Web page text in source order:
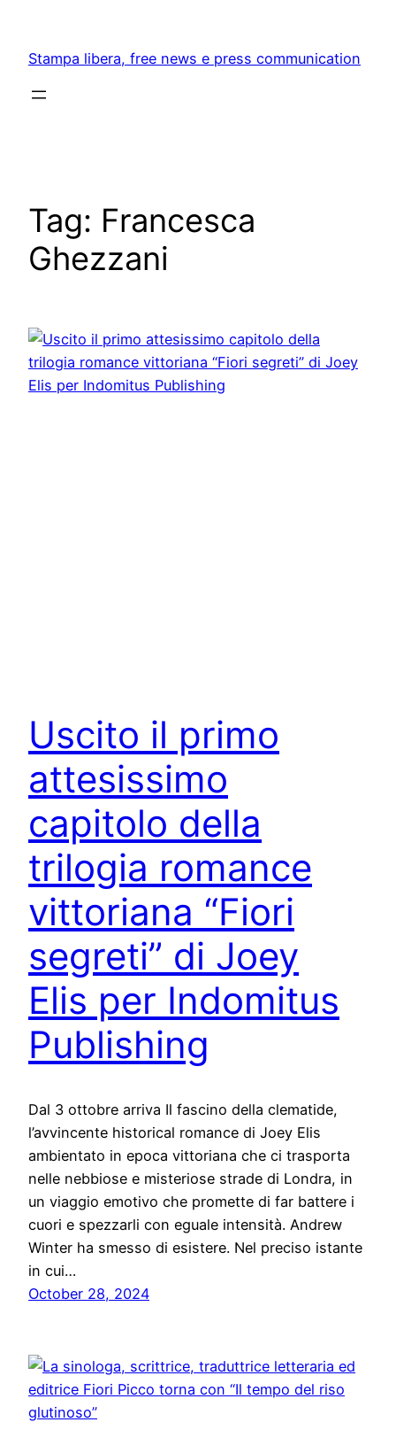
content
Stampa libera, free news e press communication
Tag: Francesca
Ghezzani
Uscito il primo
attesissimo
capitolo della
trilogia romance
vittoriana “Fiori
segreti” di Joey
Elis per Indomitus
Publishing
Dal 3 ottobre arriva Il fascino della clematide,
l’avvincente historical romance di Joey Elis
ambientato in epoca vittoriana che ci trasporta
nelle nebbiose e misteriose strade di Londra, in
un viaggio emotivo che promette di far battere i
cuori e spezzarli con eguale intensità. Andrew
Winter ha smesso di esistere. Nel preciso istante
in cui…
October 28, 2024